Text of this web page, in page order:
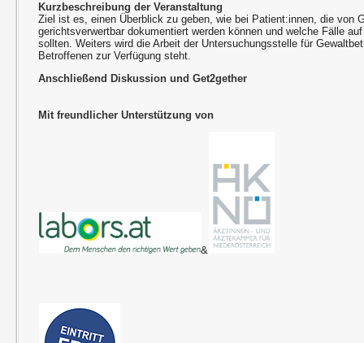
Kurzbeschreibung der Veranstaltung
Ziel ist es, einen Überblick zu geben, wie bei Patient:innen, die von
gerichtsverwertbar dokumentiert werden können und welche Fälle
sollten. Weiters wird die Arbeit der Untersuchungsstelle für
Betroffenen zur Verfügung steht.
Anschließend Diskussion und Get2gether
Mit freundlicher Unterstützung von
&